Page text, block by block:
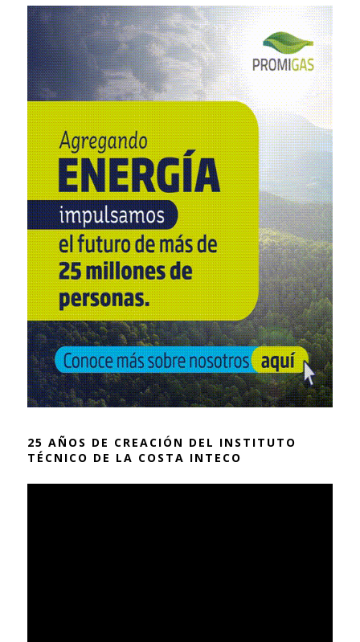
25 AÑOS DE CREACIÓN DEL INSTITUTO
TÉCNICO DE LA COSTA INTECO